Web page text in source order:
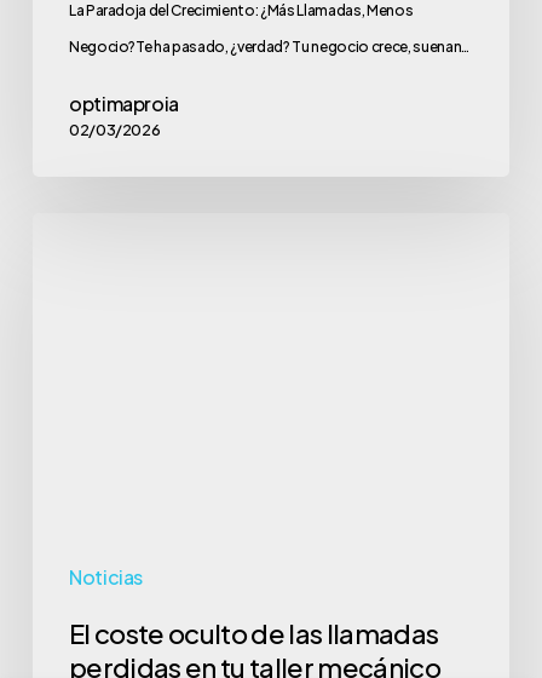
La Paradoja del Crecimiento: ¿Más Llamadas, Menos
Negocio?Te ha pasado, ¿verdad? Tu negocio crece, suenan…
optimaproia
02/03/2026
Noticias
mecánico
El coste oculto de las llamadas
perdidas en tu taller mecánico